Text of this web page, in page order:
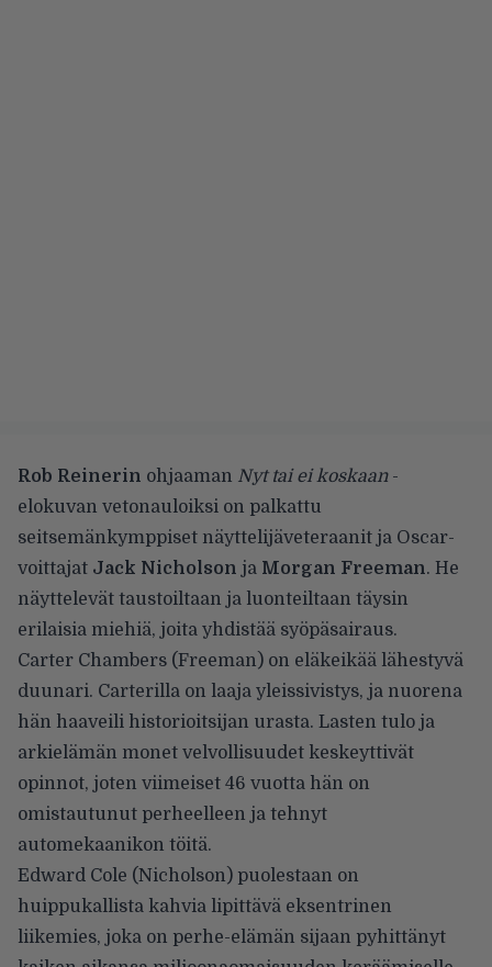
Rob Reinerin ohjaaman Nyt tai ei koskaan-
elokuvan vetonauloiksi on palkattu
seitsemänkymppiset näyttelijäveteraanit ja Oscar-
voittajat Jack Nicholson ja Morgan Freeman. He
näyttelevät taustoiltaan ja luonteiltaan täysin
erilaisia miehiä, joita yhdistää syöpäsairaus.
Carter Chambers (Freeman) on eläkeikää lähestyvä
duunari. Carterilla on laaja yleissivistys, ja nuorena
hän haaveili historioitsijan urasta. Lasten tulo ja
arkielämän monet velvollisuudet keskeyttivät
opinnot, joten viimeiset 46 vuotta hän on
omistautunut perheelleen ja tehnyt
automekaanikon töitä.
Edward Cole (Nicholson) puolestaan on
huippukallista kahvia lipittävä eksentrinen
liikemies, joka on perhe-elämän sijaan pyhittänyt